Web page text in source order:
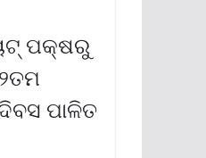
ପକ୍ଷରୁ
ପାଳିତ